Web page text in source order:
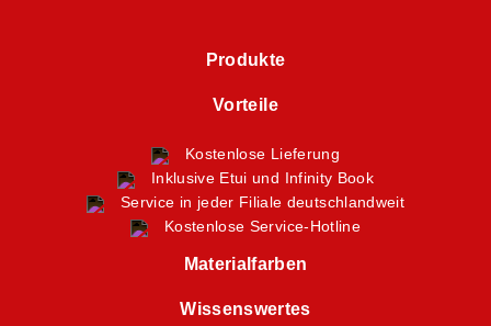
Produkte
Vorteile
Kostenlose Lieferung
Inklusive Etui und Infinity Book
Service in jeder Filiale deutschlandweit
Kostenlose Service-Hotline
Materialfarben
Wissenswertes